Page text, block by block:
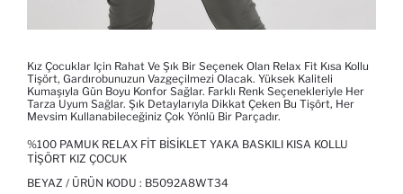
Kız Çocuklar Için Rahat Ve Şık Bir Seçenek Olan Relax Fit Kısa Kollu
Tişört, Gardırobunuzun Vazgeçilmezi Olacak. Yüksek Kaliteli
Kumaşıyla Gün Boyu Konfor Sağlar. Farklı Renk Seçenekleriyle Her
Tarza Uyum Sağlar. Şık Detaylarıyla Dikkat Çeken Bu Tişört, Her
Mevsim Kullanabileceğiniz Çok Yönlü Bir Parçadır.
%100 PAMUK RELAX FIT BISIKLET YAKA BASKILI KISA KOLLU
TIŞÖRT KIZ ÇOCUK
BEYAZ / ÜRÜN KODU : B5092A8WT34